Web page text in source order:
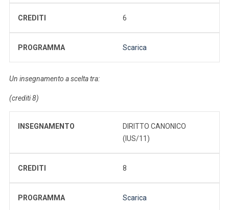
CREDITI 6
PROGRAMMA Scarica
Un insegnamento a scelta tra:
(crediti 8)
INSEGNAMENTO
DIRITTO CANONICO
(IUS/11)
CREDITI 8
PROGRAMMA Scarica